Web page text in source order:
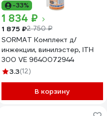
-33%
1 834 ₽
1 875 ₽2 750 ₽
SORMAT Комплект д/
инжекции, винилэстер, ITH
300 VE 9640072944
3.3(12)
В корзину